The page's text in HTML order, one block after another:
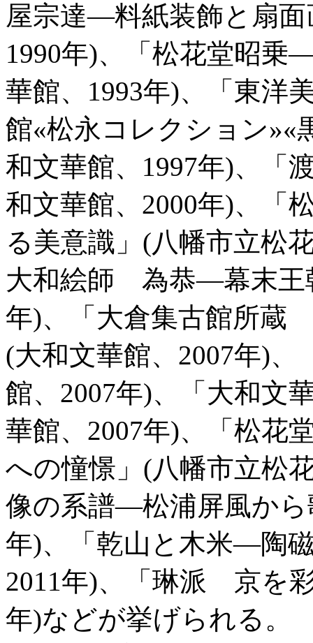
屋宗達―料紙装飾と扇
1990年)、「松花堂昭乗
華館、1993年)、「東洋
館«松永コレクション»«
和文華館、1997年)、
和文華館、2000年)、
る美意識」(八幡市立松
大和絵師 為恭―幕末王
年)、「大倉集古館所
(大和文華館、2007年)
館、2007年)、「大和文
華館、2007年)、「松
への憧憬」(八幡市立松
像の系譜―松浦屏風から
年)、「乾山と木米―陶
2011年)、「琳派 京を
年)などが挙げられる。